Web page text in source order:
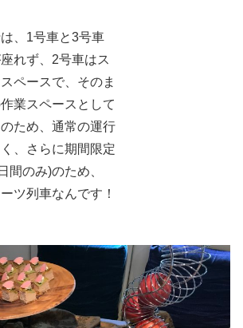
、1号車と3号車
れず、2号車はス
ペースで、そのま
業スペースとして
ため、通常の運行
、さらに期間限定
間のみ)のため、
ツ列車なんです！